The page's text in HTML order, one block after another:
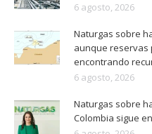
6 agosto, 2026
Naturgas sobre
aunque reservas
encontrando
6 agosto, 2026
Naturgas sobre
Colombia sigue